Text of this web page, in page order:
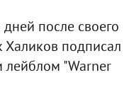
после своего
Халиков подписал
лейблом "Warner